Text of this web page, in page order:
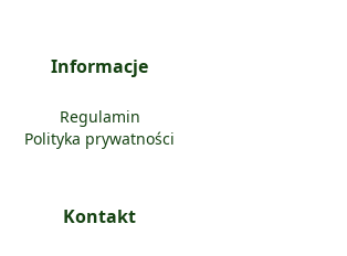
Informacje
Regulamin
Polityka prywatności
Kontakt